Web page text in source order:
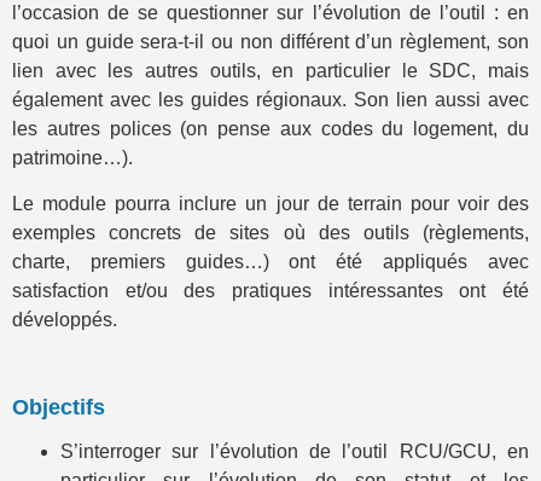
l’occasion de se questionner sur l’évolution de l’outil : en
quoi un guide sera-t-il ou non différent d’un règlement, son
lien avec les autres outils, en particulier le SDC, mais
également avec les guides régionaux. Son lien aussi avec
les autres polices (on pense aux codes du logement, du
patrimoine…).
Le module pourra inclure un jour de terrain pour voir des
exemples concrets de sites où des outils (règlements,
charte, premiers guides…) ont été appliqués avec
satisfaction et/ou des pratiques intéressantes ont été
développés.
Objectifs
S’interroger sur l’évolution de l’outil RCU/GCU, en